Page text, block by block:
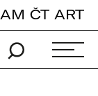
ČT ART